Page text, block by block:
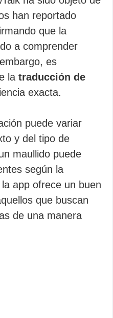
han reportado
que la
a comprender
es
la traducción de
exacta.
puede variar
y del tipo de
maullido puede
según la
app ofrece un buen
que buscan
de una manera